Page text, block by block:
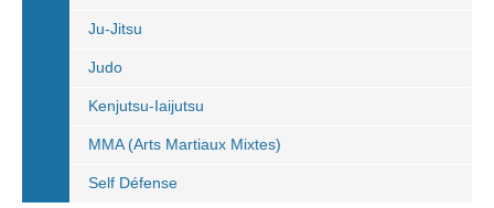
Ju-Jitsu
Judo
Kenjutsu-Iaijutsu
MMA (Arts Martiaux Mixtes)
Self Défense